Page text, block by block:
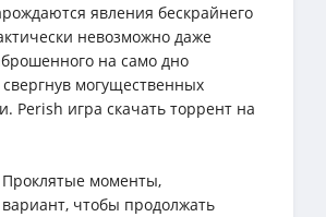
явления бескрайнего
невозможно даже
на само дно
могущественных
Perish игра скачать торрент на
Проклятые моменты,
чтобы продолжать